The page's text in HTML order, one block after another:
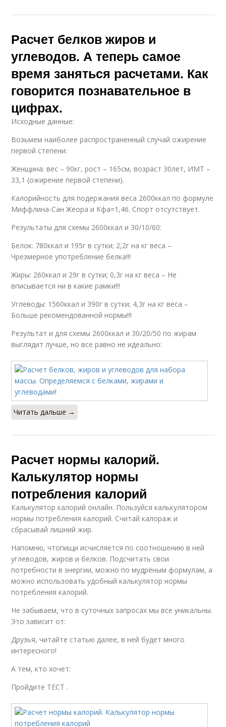
Расчет белков жиров и
углеводов. А теперь самое
время заняться расчетами. Как
говорится познавательное в
цифрах.
Исходные данные:
Возьмем наиболее распространенный случай ожирение
первой степени:
Женщина: вес – 90кг, рост – 165см, возраст 30лет, ИМТ –
33,1 (ожирение первой степени).
Калорийность для подержания веса 2600ккал по формуле
Миффлина-Сан Жеора и Кфа=1,46. Спорт отсутствует.
Результаты для схемы 2600ккал и 30/10/60:
Белок: 780ккал и 195г в сутки; 2,2г на кг веса –
Чрезмерное употребление белка!!!
Жиры: 260ккал и 29г в сутки; 0,3г на кг веса – Не
вписывается ни в какие рамки!!!
Углеводы: 1560ккал и 390г в сутки; 4,3г на кг веса –
Больше рекомендованной нормы!!!
Результат и для схемы 2600ккал и 30/20/50 по жирам
выглядит лучше, но все равно не идеально:
Читать дальше →
Расчет нормы калорий.
Калькулятор нормы
потребления калорий
Калькулятор калорий онлайн. Пользуйся калькулятором
нормы потребления калорий. Считай калораж и
сбрасывай лишний жир.
Напомню, чтопищи исчисляется по соотношению в ней
углеводов, жиров и белков. Подсчитать свои
потребности в энергии, можно по мудрёным формулам, а
можно использовать удобный калькулятор нормы
потребления калорий.
Не забываем, что в суточных запросах мы все уникальны.
Это зависит от:
Друзья, читайте статью далее, в ней будет много
интересного!
А тем, кто хочет:
Пройдите ТЕСТ .